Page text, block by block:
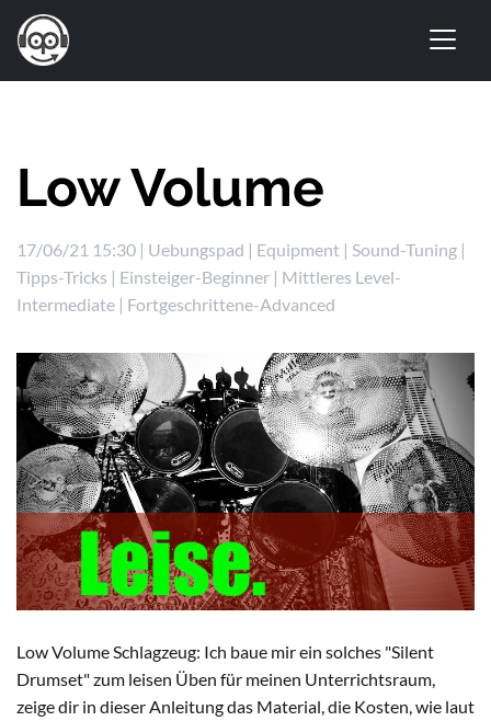
Low Volume
17/06/21 15:30 | Uebungspad | Equipment | Sound-Tuning |
Tipps-Tricks | Einsteiger-Beginner | Mittleres Level-
Intermediate | Fortgeschrittene-Advanced
Low Volume Schlagzeug: Ich baue mir ein solches "Silent
Drumset" zum leisen Üben für meinen Unterrichtsraum,
zeige dir in dieser Anleitung das Material, die Kosten, wie laut